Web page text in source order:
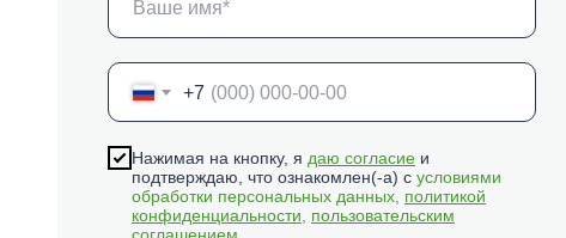
+7
Нажимая на кнопку, я даю согласие и
подтверждаю, что ознакомлен(-а) с условиями
обработки персональных данных, политикой
конфиденциальности
пользовательским
соглашением